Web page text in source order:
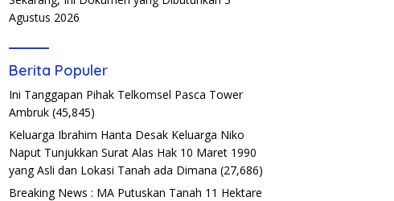
Agustus 2026
Berita Populer
Ini Tanggapan Pihak Telkomsel Pasca Tower
Ambruk (45,845)
Keluarga Ibrahim Hanta Desak Keluarga Niko
Naput Tunjukkan Surat Alas Hak 10 Maret 1990
yang Asli dan Lokasi Tanah ada Dimana (27,686)
Breaking News : MA Putuskan Tanah 11 Hektare